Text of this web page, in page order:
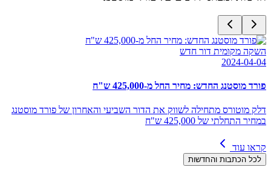
השקה מקומית דור חדש
2024-04-04
פורד מוסטנג החדש: מחיר החל מ-425,000 ש"ח
דלק מוטורס מתחילה לשווק את הדור השביעי והאחרון של פורד מוסטנג
במחיר התחלתי של 425,000 ש"ח
קראו עוד
לכל הכתבות והחדשות